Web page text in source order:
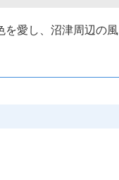
を愛し、沼津周辺の風